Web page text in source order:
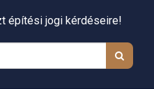
építési jogi kérdéseire!